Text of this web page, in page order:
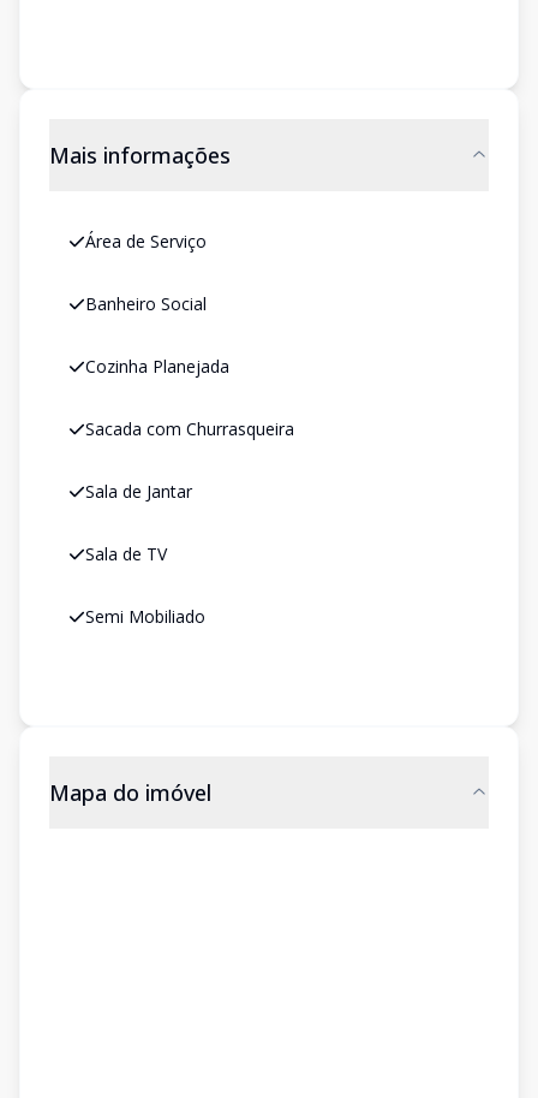
Mais informações
Área de Serviço
Banheiro Social
Cozinha Planejada
Sacada com Churrasqueira
Sala de Jantar
Sala de TV
Semi Mobiliado
Mapa do imóvel